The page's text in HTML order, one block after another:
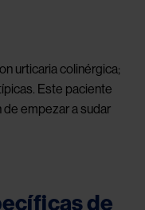
urticaria colinérgica;
Este paciente
de empezar a sudar
de